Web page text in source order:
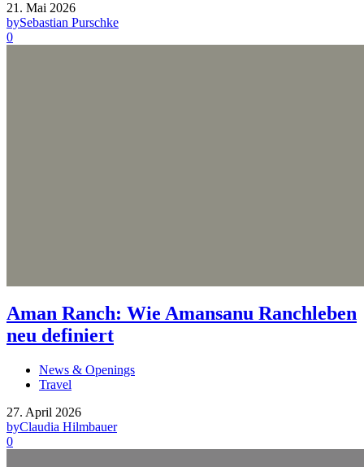
21. Mai 2026
bySebastian Purschke
0
Aman Ranch: Wie Amansanu Ranchleben
neu definiert
News & Openings
Travel
27. April 2026
byClaudia Hilmbauer
0